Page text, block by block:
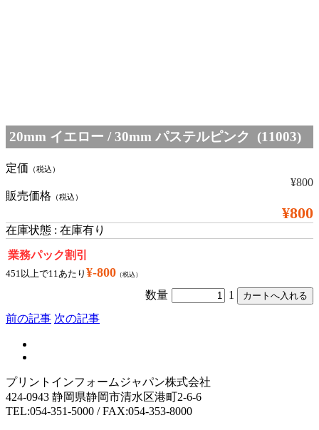
20mm イエロー / 30mm パステルピンク (11003)
定価 （税込）
¥800
販売価格 （税込）
¥800
在庫状態 : 在庫有り
業務パック割引
451以上で11あたり ¥-800 （税込）
数量
1
前の記事 次の記事
プリントインフォームジャパン株式会社
424-0943 静岡県静岡市清水区港町2-6-6
TEL:054-351-5000 / FAX:054-353-8000